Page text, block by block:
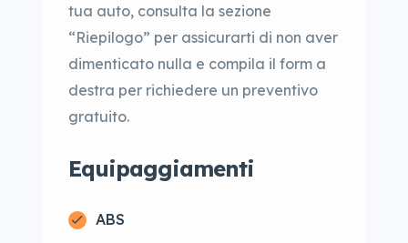
tua auto, consulta la sezione
“Riepilogo” per assicurarti di non aver
dimenticato nulla e compila il form a
destra per richiedere un preventivo
gratuito.
Equipaggiamenti
ABS